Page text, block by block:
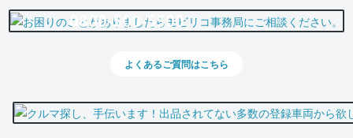
0800-500-5500
よくあるご質問はこちら